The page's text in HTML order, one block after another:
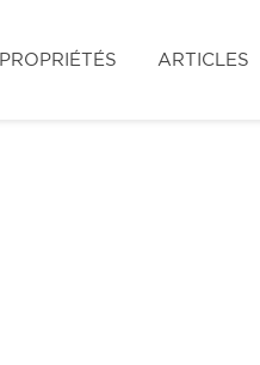
PROPRIÉTÉS ARTICLES